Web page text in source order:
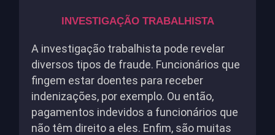
INVESTIGAÇÃO TRABALHISTA
A investigação trabalhista pode revelar
diversos tipos de fraude. Funcionários que
fingem estar doentes para receber
indenizações, por exemplo. Ou então,
pagamentos indevidos a funcionários que
não têm direito a eles. Enfim, são muitas